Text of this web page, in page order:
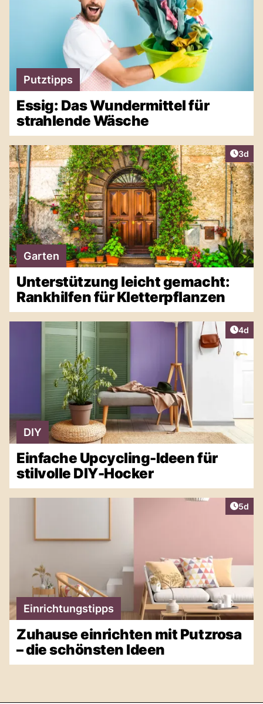
Putztipps
Essig: Das Wundermittel für
strahlende Wäsche
3d
Garten
Unterstützung leicht gemacht:
Rankhilfen für Kletterpflanzen
4d
DIY
Einfache Upcycling-Ideen für
stilvolle DIY-Hocker
5d
Einrichtungstipps
Zuhause einrichten mit Putzrosa
– die schönsten Ideen